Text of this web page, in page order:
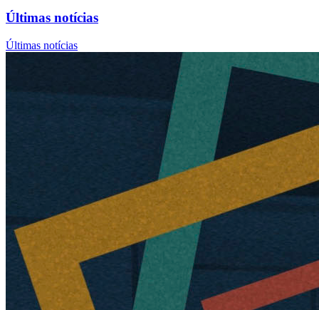
Últimas notícias
Últimas notícias